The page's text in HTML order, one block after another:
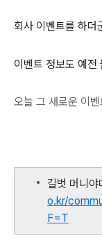
회사 이벤트를 하더
이벤트 정보도 예전
오늘 그 새로운 이
길벗 머니야
o.kr/
F=T